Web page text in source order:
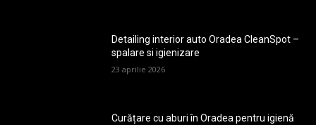
Detailing interior auto Oradea CleanSpot –
spalare si igienizare
23 aprilie 2026
Curățare cu aburi în Oradea pentru igienă